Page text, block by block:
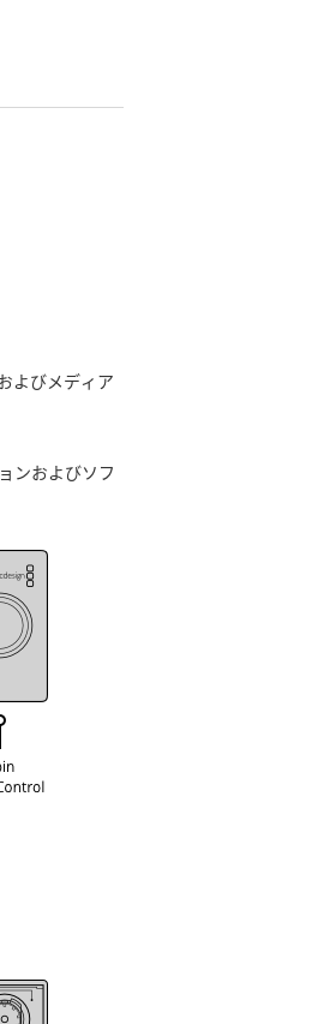
よびメディア
ンおよびソフ